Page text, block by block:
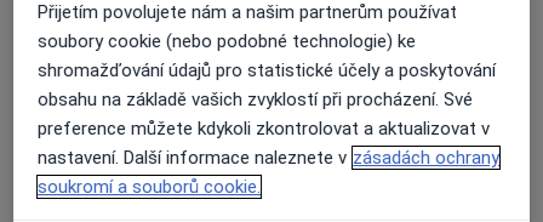
Přiblížit mapuse otevře v nové záložce
Dostupnost
Na této adrese online kalendář není aktivní
Co mám v takové situaci udělat?
Způsoby platby (soukromé návštěvy)
Přijetím povolujete nám a našim partnerům používat
soubory cookie (nebo podobné technologie) ke
shromažďování údajů pro statistické účely a poskytování
obsahu na základě vašich zvyklostí při procházení. Své
preference můžete kdykoli zkontrolovat a aktualizovat v
nastavení. Další informace naleznete v zásadách ochrany
soukromí a souborů cookie.